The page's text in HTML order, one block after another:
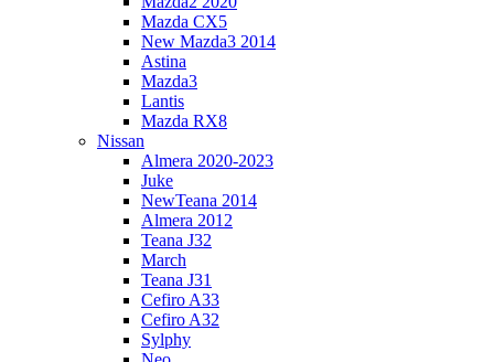
Mazda CX5
New Mazda3 2014
Astina
Mazda3
Lantis
Mazda RX8
Nissan
Almera 2020-2023
Juke
NewTeana 2014
Almera 2012
Teana J32
March
Teana J31
Cefiro A33
Cefiro A32
Sylphy